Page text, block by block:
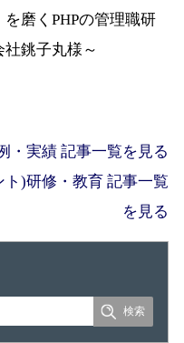
を磨くPHPの管理職研
銚子丸様～
・実績 記事一覧を見る
)研修・教育 記事一覧
を見る